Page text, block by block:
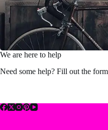
We are here to help
Need some help? Fill out the